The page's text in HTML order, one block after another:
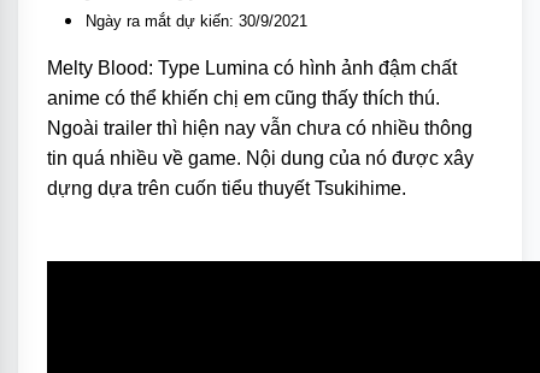
Ngày ra mắt dự kiến: 30/9/2021
Melty Blood: Type Lumina có hình ảnh đậm chất
anime có thể khiến chị em cũng thấy thích thú.
Ngoài trailer thì hiện nay vẫn chưa có nhiều thông
tin quá nhiều về game. Nội dung của nó được xây
dựng dựa trên cuốn tiểu thuyết Tsukihime.